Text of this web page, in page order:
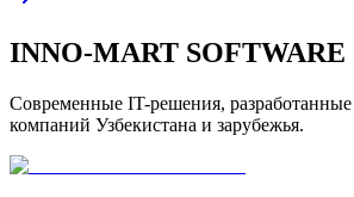
INNO-MART SOFTWARE
Современные IT-решения,
компаний Узбекистана и зарубежья.